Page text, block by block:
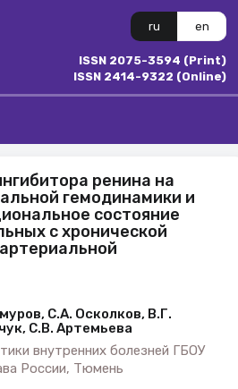
ru en
ISSN 2075-3594 (Print)
ISSN 2414-9322 (Online)
ренина на
гемодинамики и
состояние
с хронической
С.А. Осколков, В.Г.
С.В. Артемьева
внутренних болезней ГБОУ
России, Тюмень